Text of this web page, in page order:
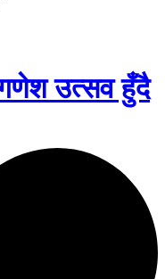
उत्सव हुँदै